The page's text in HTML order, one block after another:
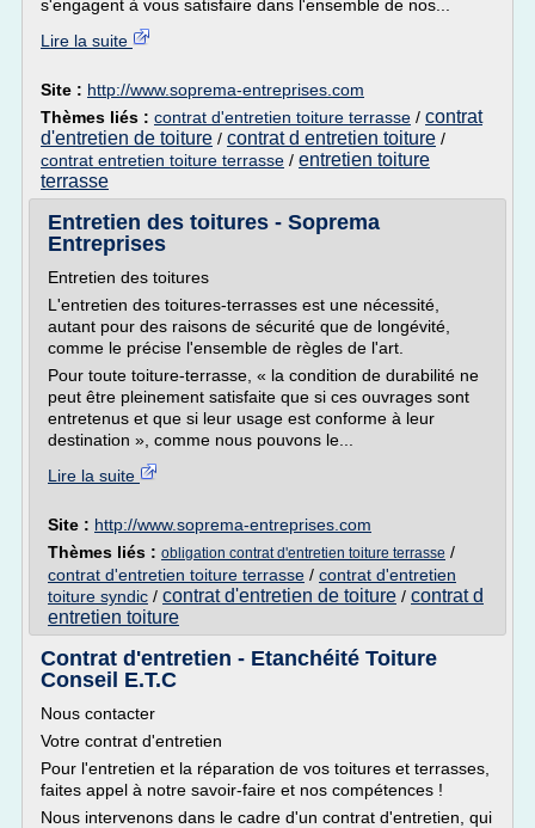
s'engagent à vous satisfaire dans l'ensemble de nos...
Lire la suite
Site : http://www.soprema-entreprises.com
Thèmes liés : contrat d'entretien toiture terrasse / contrat
d'entretien de toiture / contrat d entretien toiture /
contrat entretien toiture terrasse / entretien toiture
terrasse
Entretien des toitures - Soprema
Entreprises
Entretien des toitures
L'entretien des toitures-terrasses est une nécessité,
autant pour des raisons de sécurité que de longévité,
comme le précise l'ensemble de règles de l'art.
Pour toute toiture-terrasse, « la condition de durabilité ne
peut être pleinement satisfaite que si ces ouvrages sont
entretenus et que si leur usage est conforme à leur
destination », comme nous pouvons le...
Lire la suite
Site : http://www.soprema-entreprises.com
Thèmes liés : obligation contrat d'entretien toiture terrasse /
contrat d'entretien toiture terrasse / contrat d'entretien
toiture syndic / contrat d'entretien de toiture / contrat d
entretien toiture
Contrat d'entretien - Etanchéité Toiture
Conseil E.T.C
Nous contacter
Votre contrat d'entretien
Pour l'entretien et la réparation de vos toitures et terrasses,
faites appel à notre savoir-faire et nos compétences !
Nous intervenons dans le cadre d'un contrat d'entretien, qui